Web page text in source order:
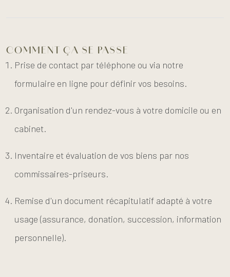
COMMENT ÇA SE PASSE
Prise de contact par téléphone ou via notre
formulaire en ligne pour définir vos besoins.
Organisation d'un rendez-vous à votre domicile ou en
cabinet.
Inventaire et évaluation de vos biens par nos
commissaires-priseurs.
Remise d'un document récapitulatif adapté à votre
usage (assurance, donation, succession, information
personnelle).